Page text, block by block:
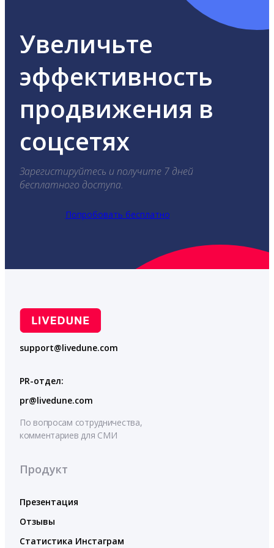
Увеличьте
эффективность
продвижения в
соцсетях
Зарегистируйтесь и получите 7 дней
бесплатного доступа.
Попробовать бесплатно
support@livedune.com
PR-отдел:
pr@livedune.com
По вопросам сотрудничества,
комментариев для СМИ
Продукт
Презентация
Отзывы
Статистика Инстаграм